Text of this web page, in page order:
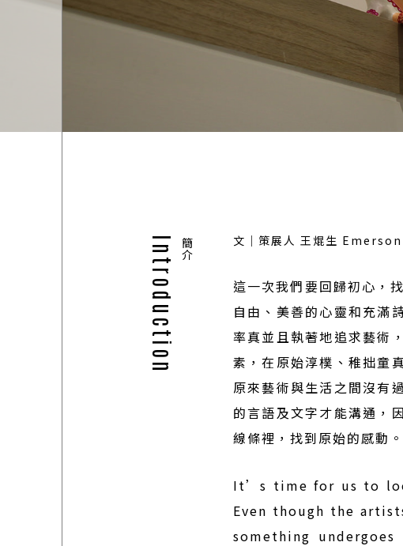
ART SHOP
Introduction 簡介 文｜策展人 王焜生
這一次我們要回歸初心，
自由、美善的心靈和充滿
率真並且執著地追求藝術
素，在原始淳樸、稚拙童
原來藝術與生活之間沒有
的言語及文字才能溝通，
線條裡，找到原始的感動。
It’s time for us to
Even though the
something